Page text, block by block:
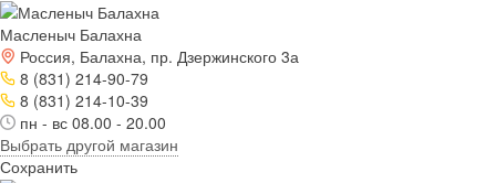
Масленыч Балахна
Россия, Балахна, пр. Дзержинского 3а
8 (831) 214-90-79
8 (831) 214-10-39
пн - вс 08.00 - 20.00
Выбрать другой магазин
Сохранить